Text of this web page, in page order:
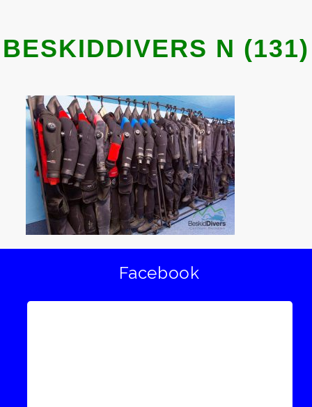
BESKIDDIVERS N (131)
Facebook